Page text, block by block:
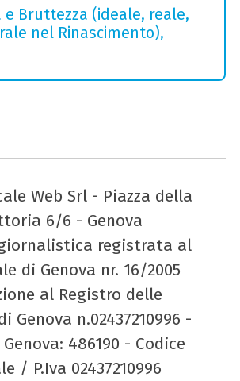
e Bruttezza (ideale, reale,
nel Rinascimento),
Web Srl - Piazza della
6/6 - Genova
registrata al
di Genova nr. 16/2005
al Registro delle
Genova n.02437210996 -
Genova: 486190 - Codice
/ P.Iva 02437210996